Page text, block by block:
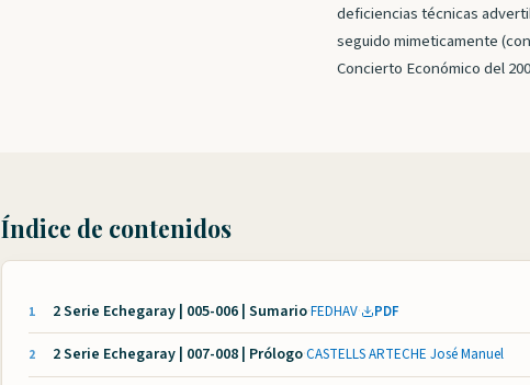
deficiencias técnicas
seguido mimeticamente
Concierto Económico del
Índice de contenidos
1 2 Serie Echegaray | 005-006 | Sumario·FEDHAV· PDF
2 2 Serie Echegaray | 007-008 | Prólogo·CASTELLS ARTECHE José Manuel